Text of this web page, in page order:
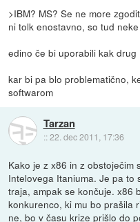
>IBM? MS? Se ne more
ni tolk enostavno, so tud
edino če bi uporabili kak
kar bi pa blo problematično,
softwarom
Tarzan
::22. dec 2011, 17:36
Kako je z x86 in z obstoječim
Intelovega Itaniuma. Je pa to
traja, ampak se končuje. x86
konkurenco, ki mu bo prašila
ne, bo v času krize prišlo do